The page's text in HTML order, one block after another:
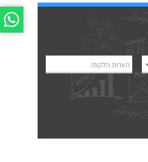
הערות הלקוח: